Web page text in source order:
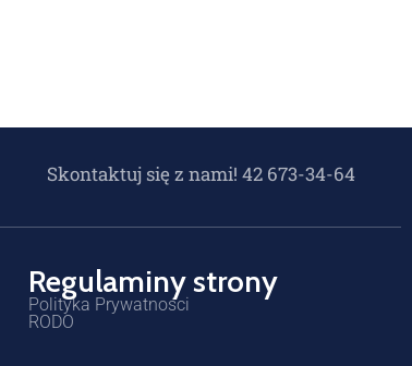
Skontaktuj się z nami! 42 673-34-64
Regulaminy strony
Polityka Prywatności
RODO